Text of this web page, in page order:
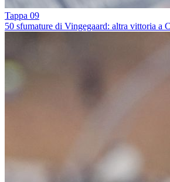
Tappa 09
50 sfumature di Vingegaard: altra vittoria a